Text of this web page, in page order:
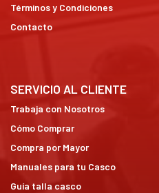
Términos y Condiciones
Contacto
SERVICIO AL CLIENTE
Trabaja con Nosotros
Cómo Comprar
Compra por Mayor
Manuales para tu Casco
Guía talla casco